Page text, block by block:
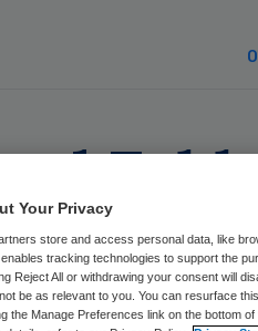
als
Your Privacy
store and access personal data, like
tracking technologies to support the
Reject All or withdrawing your consent will
be as relevant to you. You can resurface
the Manage Preferences link on the bottom